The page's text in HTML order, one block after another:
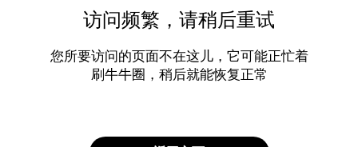
访问频繁，请稍后重试
您所要访问的页面不在这儿，它可能正忙着
刷牛牛圈，稍后就能恢复正常